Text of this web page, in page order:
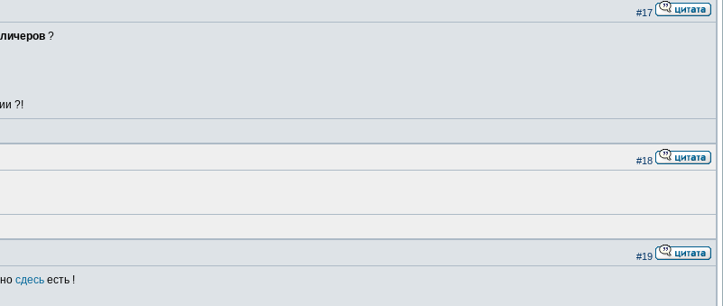
#17
?
?!
#18
#19
сдесь есть !